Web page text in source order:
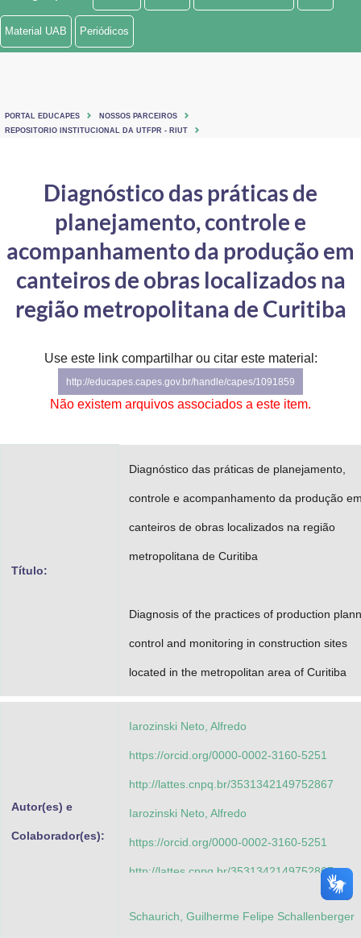
Ministério de Minas e Energia
Ministério do Turismo
Controladoria-Geral da União
Ministério da Mulher, da Família e dos Direitos Humanos
Secretaria de Governo
Advocacia-Geral da União
Banco Central do Brasil
Planalto
Material UAB Periódicos
PORTAL EDUCAPES
NOSSOS PARCEIROS
REPOSITORIO INSTITUCIONAL DA UTFPR - RIUT
Diagnóstico das práticas de
planejamento, controle e
acompanhamento da produção em
canteiros de obras localizados na
região metropolitana de Curitiba
Use este link compartilhar ou citar este material:
http://educapes.capes.gov.br/handle/capes/1091859
Não existem arquivos associados a este item.
Título:
Diagnóstico das práticas de planejamento,
controle e acompanhamento da produção
canteiros de obras localizados na região
metropolitana de Curitiba
Diagnosis of the practices of production
control and monitoring in construction sites
located in the metropolitan area of Curitiba
Autor(es) e
Colaborador(es):
Iarozinski Neto, Alfredo
https://orcid.org/0000-0002-3160-5251
http://lattes.cnpq.br/3531342149752867
Iarozinski Neto, Alfredo
https://orcid.org/0000-0002-3160-5251
http://lattes.cnpq.br/3531342149752867
Schaurich, Guilherme Felipe Schallenberger